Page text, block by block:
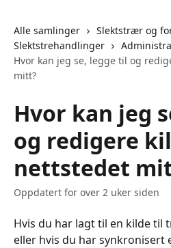
Alle samlinger
Slektstrær og
Slektstrehandlinger
Hvor kan jeg se, legge til og
mitt?
Hvor kan jeg
og redigere
nettstedet
Oppdatert for over 2 uker siden
Hvis du har lagt til en kilde til
eller hvis du har synkronisert